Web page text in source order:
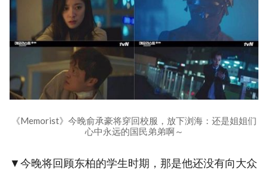
《Memorist》今晚俞承豪将穿回校服，放下浏海：还是姐姐们
心中永远的国民弟弟啊～
▼今晚将回顾东柏的学生时期，那是他还没有向大众